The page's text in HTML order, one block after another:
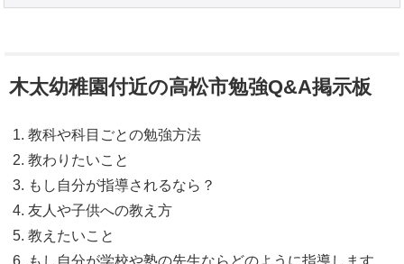
木太幼稚園付近の高松市勉強Q&A掲示板
教科や科目ごとの勉強方法
教わりたいこと
もし自分が指導されるなら？
友人や子供への教え方
教えたいこと
もし自分が学校や塾の先生ならどのように指導します